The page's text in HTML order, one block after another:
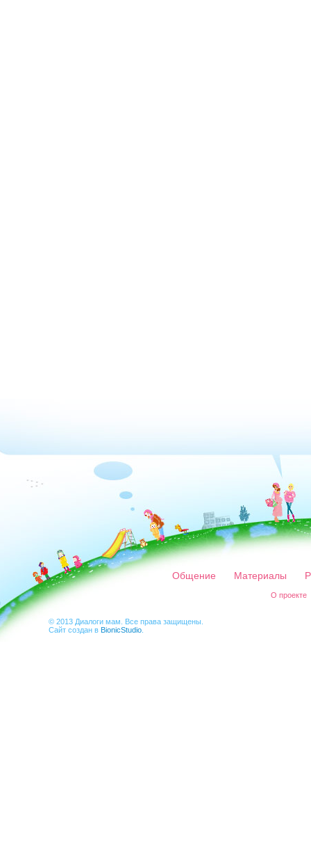
Общение Материалы
О проекте
© 2013 Диалоги мам. Все права защищены.
Сайт создан в BionicStudio